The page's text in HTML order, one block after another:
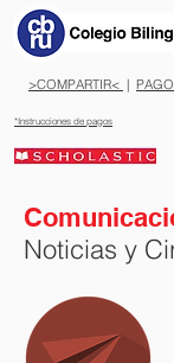
>COMPARTIR< |
*Instrucciones de pagos
Noticias y